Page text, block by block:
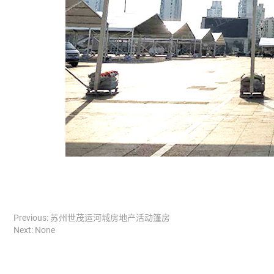
Previous: 苏州世茂运河城房地产活动篷房
Next: None